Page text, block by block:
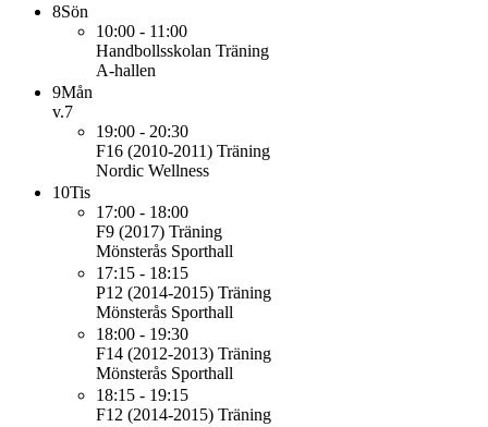
8Sön
10:00 - 11:00
Handbollsskolan Träning
A-hallen
9Mån
v.7
19:00 - 20:30
F16 (2010-2011) Träning
Nordic Wellness
10Tis
17:00 - 18:00
F9 (2017) Träning
Mönsterås Sporthall
17:15 - 18:15
P12 (2014-2015) Träning
Mönsterås Sporthall
18:00 - 19:30
F14 (2012-2013) Träning
Mönsterås Sporthall
18:15 - 19:15
F12 (2014-2015) Träning